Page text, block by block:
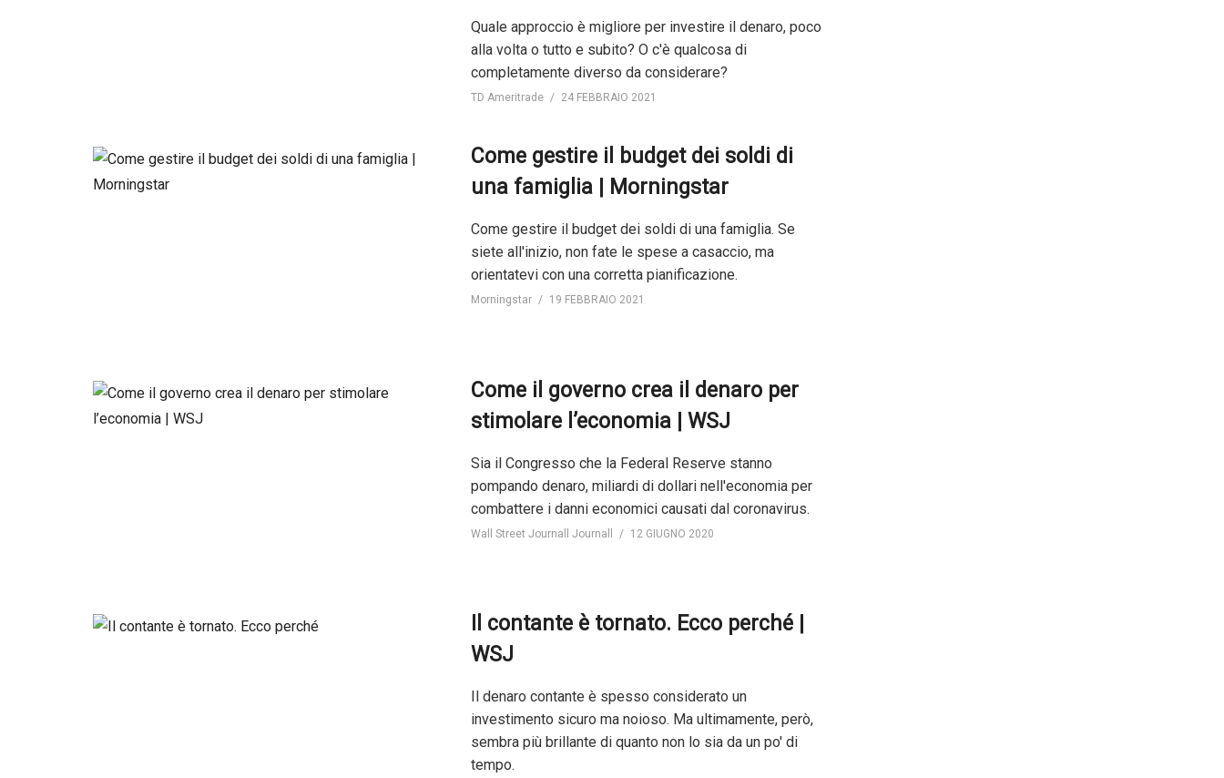
Quale approccio è migliore per investire il denaro, poco
alla volta o tutto e subito? O c'è qualcosa di
completamente diverso da considerare?
TD Ameritrade 24 FEBBRAIO 2021
Come gestire il budget dei soldi di
una famiglia | Morningstar
Come gestire il budget dei soldi di una famiglia. Se
siete all'inizio, non fate le spese a casaccio, ma
orientatevi con una corretta pianificazione.
Morningstar 19 FEBBRAIO 2021
Come il governo crea il denaro per
stimolare l’economia | WSJ
Sia il Congresso che la Federal Reserve stanno
pompando denaro, miliardi di dollari nell'economia per
combattere i danni economici causati dal coronavirus.
Wall Street Journall Journall 12 GIUGNO 2020
Il contante è tornato. Ecco perché |
WSJ
Il denaro contante è spesso considerato un
investimento sicuro ma noioso. Ma ultimamente, però,
sembra più brillante di quanto non lo sia da un po' di
tempo.